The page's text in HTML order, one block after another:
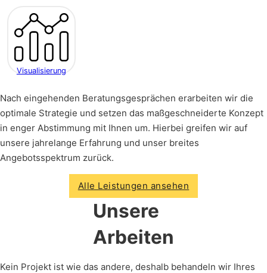
Visualisierung
Nach eingehenden Beratungsgesprächen erarbeiten wir die
optimale Strategie und setzen das maßgeschneiderte Konzept
in enger Abstimmung mit Ihnen um. Hierbei greifen wir auf
unsere jahrelange Erfahrung und unser breites
Angebotsspektrum zurück.
Alle Leistungen ansehen
Unsere
Arbeiten
Kein Projekt ist wie das andere, deshalb behandeln wir Ihres